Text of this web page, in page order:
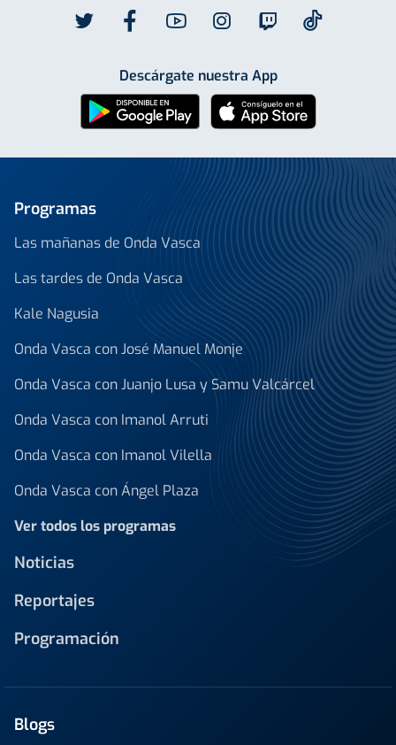
Descárgate nuestra App
Programas
Las mañanas de Onda Vasca
Las tardes de Onda Vasca
Kale Nagusia
Onda Vasca con José Manuel Monje
Onda Vasca con Juanjo Lusa y Samu Valcárcel
Onda Vasca con Imanol Arruti
Onda Vasca con Imanol Vilella
Onda Vasca con Ángel Plaza
Ver todos los programas
Noticias
Reportajes
Programación
Blogs